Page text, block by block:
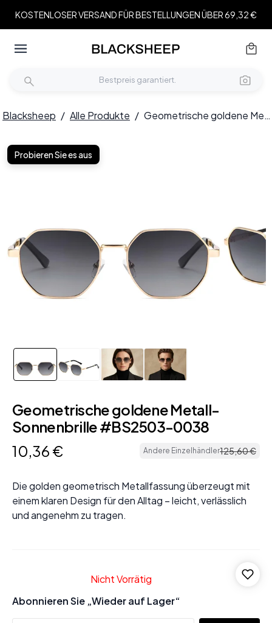
KOSTENLOSER VERSAND FÜR BESTELLUNGEN ÜBER 69,32 €
Blacksheep / Alle Produkte / Geometrische goldene Metall-Sonnenbrille #BS2503-0038
Probieren Sie es aus
Geometrische goldene Metall-
Sonnenbrille #BS2503-0038
10,36 € Andere Einzelhändler125,60€
Die golden geometrisch Metallfassung überzeugt mit
einem klaren Design für den Alltag – leicht, verlässlich
und angenehm zu tragen.
Nicht Vorrätig
Abonnieren Sie „Wieder auf Lager“